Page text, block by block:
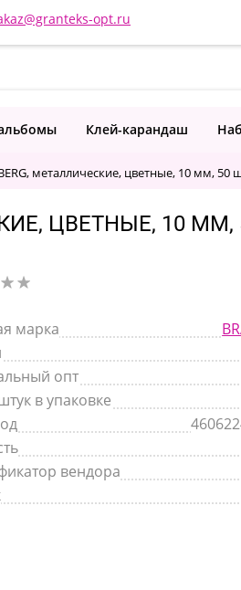
opt.ru
Клей-карандаш
металлические, цветные, 10 мм, 50
ЦВЕТНЫЕ, 10
марка
опт
в упаковке
вендора